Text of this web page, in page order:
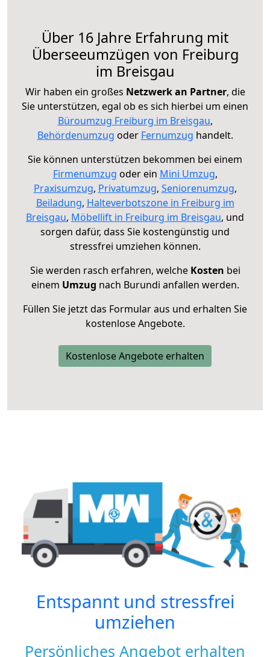
Über 16 Jahre Erfahrung mit
Überseeumzügen von Freiburg
im Breisgau
Wir haben ein großes Netzwerk an Partner, die
Sie unterstützen, egal ob es sich hierbei um einen
Büroumzug Freiburg im Breisgau,
Behördenumzug oder Fernumzug handelt.
Sie können unterstützen bekommen bei einem
Firmenumzug oder ein Mini Umzug,
Praxisumzug, Privatumzug, Seniorenumzug,
Beiladung, Halteverbotszone in Freiburg im
Breisgau, Möbellift in Freiburg im Breisgau, und
sorgen dafür, dass Sie kostengünstig und
stressfrei umziehen können.
Sie werden rasch erfahren, welche Kosten bei
einem Umzug nach Burundi anfallen werden.
Füllen Sie jetzt das Formular aus und erhalten Sie
kostenlose Angebote.
Kostenlose Angebote erhalten
Entspannt und stressfrei
umziehen
Persönliches Angebot erhalten